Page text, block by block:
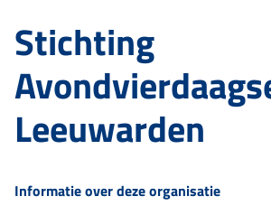
Stichting
Leeuwarden
Informatie over deze organisatie